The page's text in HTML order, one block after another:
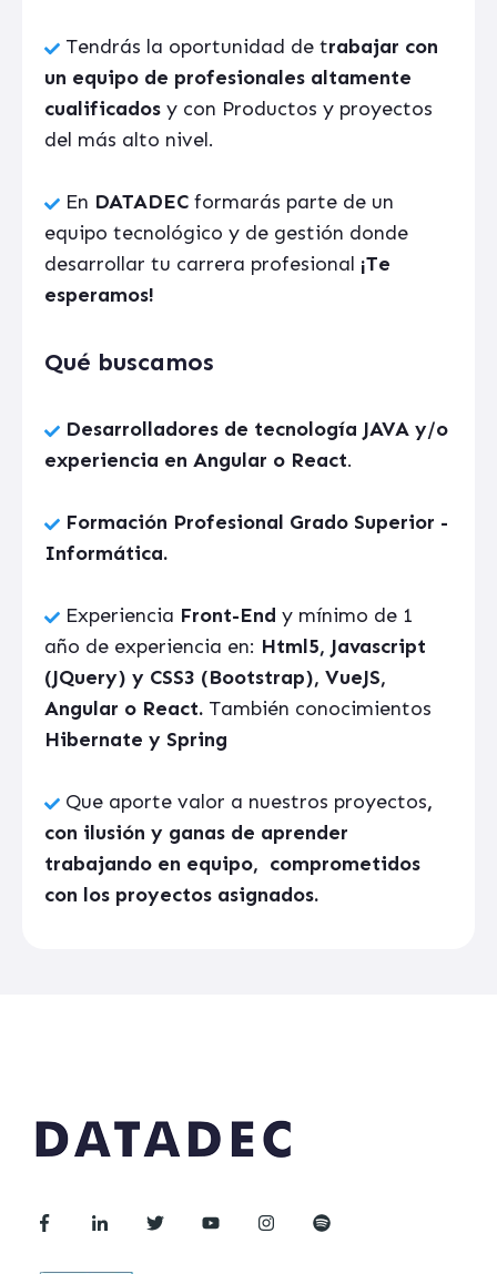
Tendrás la oportunidad de trabajar con
un equipo de profesionales altamente
cualificados y con Productos y proyectos
del más alto nivel.
En DATADEC formarás parte de un
equipo tecnológico y de gestión donde
desarrollar tu carrera profesional ¡Te
esperamos!
Qué buscamos
Desarrolladores de tecnología JAVA y/o
experiencia en Angular o React.
Formación Profesional Grado Superior -
Informática.
Experiencia Front-End y mínimo de 1
año de experiencia en: Html5, Javascript
(JQuery) y CSS3 (Bootstrap), VueJS,
Angular o React. También conocimientos
Hibernate y Spring
Que aporte valor a nuestros proyectos,
con ilusión y ganas de aprender
trabajando en equipo, comprometidos
con los proyectos asignados.